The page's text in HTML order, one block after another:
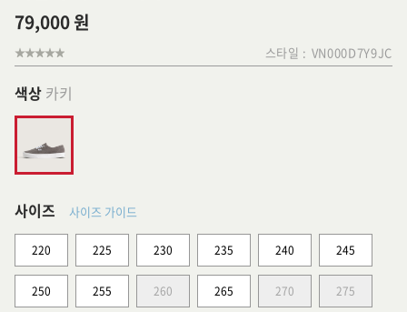
79,000 원
스타일 : VN000D7Y9JC
색상 카키
사이즈 사이즈 가이드
220 225 230 235 240 245
250 255 260 265 270 275